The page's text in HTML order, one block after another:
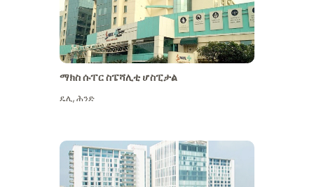
ማክስ ሱፐር ስፔሻሊቲ ሆስፒታል
ዴሊ,ሕንድ